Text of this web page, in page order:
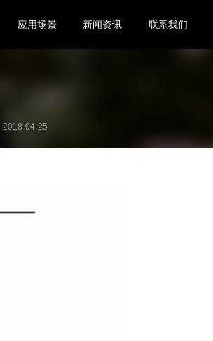
应用场景 新闻资讯 联系我们
2018-04-25